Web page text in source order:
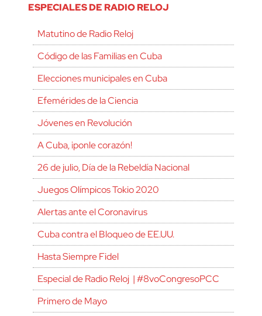
ESPECIALES DE RADIO RELOJ
Matutino de Radio Reloj
Código de las Familias en Cuba
Elecciones municipales en Cuba
Efemérides de la Ciencia
Jóvenes en Revolución
A Cuba, ¡ponle corazón!
26 de julio, Día de la Rebeldía Nacional
Juegos Olímpicos Tokio 2020
Alertas ante el Coronavirus
Cuba contra el Bloqueo de EE.UU.
Hasta Siempre Fidel
Especial de Radio Reloj | #8voCongresoPCC
Primero de Mayo